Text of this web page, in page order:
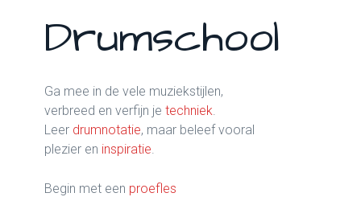
Drumschool
Ga mee in de vele muziekstijlen,
verbreed en verfijn je techniek.
Leer drumnotatie, maar beleef vooral
plezier en inspiratie.
Begin met een proefles